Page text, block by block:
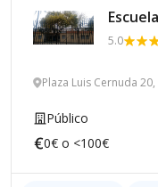
5.0
Plaza Luis Cernuda 20,
Público
0€ o <100€